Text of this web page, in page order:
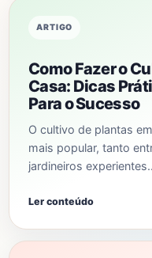
ARTIGO
Como Fazer o
Casa: Dicas
Para o Sucesso
O cultivo de plantas
mais popular, tanto
jardineiros
Ler conteúdo